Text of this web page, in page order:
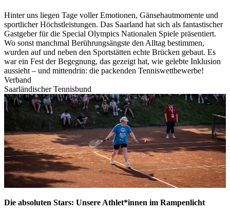
Hinter uns liegen Tage voller Emotionen, Gänsehautmomente und
sportlicher Höchstleistungen. Das Saarland hat sich als fantastischer
Gastgeber für die Special Olympics Nationalen Spiele präsentiert.
Wo sonst manchmal Berührungsängste den Alltag bestimmen,
wurden auf und neben den Sportstätten echte Brücken gebaut. Es
war ein Fest der Begegnung, das gezeigt hat, wie gelebte Inklusion
aussieht – und mittendrin: die packenden Tenniswettbewerbe!
Verband
Saarländischer Tennisbund
Die absoluten Stars: Unsere Athlet*innen im Rampenlicht